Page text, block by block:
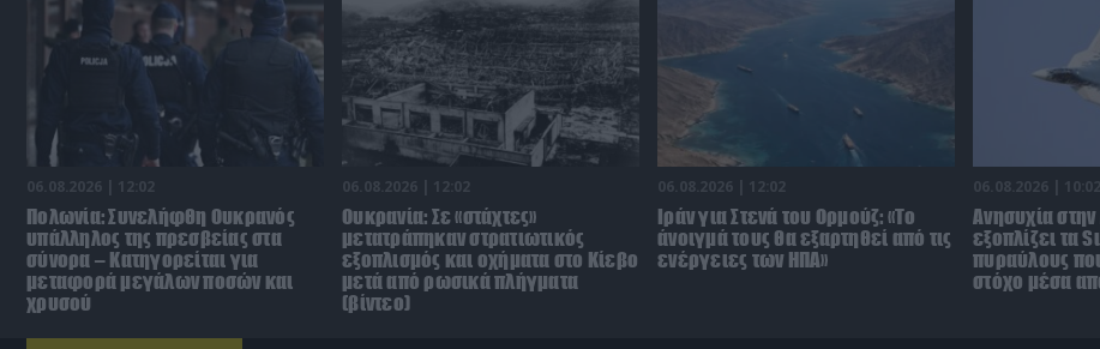
06.08.2026 | 12:02
Πολωνία: Συνελήφθη Ουκρανός
υπάλληλος της πρεσβείας στα
σύνορα – Κατηγορείται για
μεταφορά μεγάλων ποσών και
χρυσού
06.08.2026 | 12:02
Ουκρανία: Σε «στάχτες»
μετατράπηκαν στρατιωτικός
εξοπλισμός και οχήματα στο Κίεβο
μετά από ρωσικά πλήγματα
(βίντεο)
06.08.2026 | 12:02
Ιράν για Στενά του Ορμούζ: «Το
άνοιγμά τους θα εξαρτηθεί από τις
ενέργειες των ΗΠΑ»
06.08.2026 | 10:02
Ανησυχία
εξοπλίζει τα
πυραύλους
στόχο μέσα